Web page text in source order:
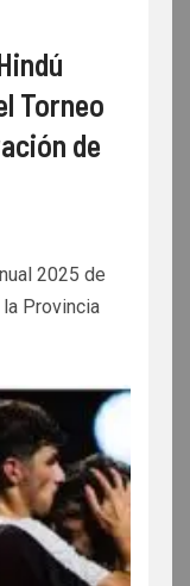
Torneo
de
2025 de
Provincia